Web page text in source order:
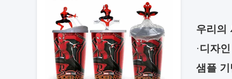
우리의
·디자
샘플 기